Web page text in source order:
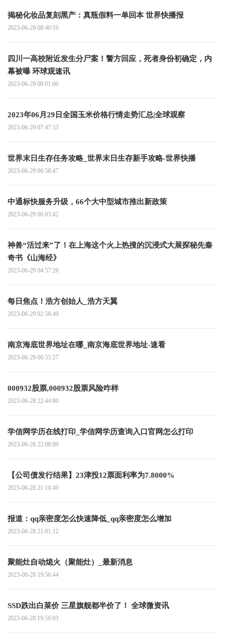
揭秘化妆品复刻黑产：真瓶假料一单回本 世界快播报
2023-06-29 08:40:16
四川一高校附近发生分尸案！警方回应，死者身份初确定，内
幕被曝 环球观速讯
2023-06-29 08:01:06
2023年06月29日全国玉米价格行情走势汇总|全球观察
2023-06-29 07:47:53
世界末日生存任务攻略_世界末日生存新手攻略-世界快播
2023-06-29 06:58:47
中通标快服务升级，66个大中型城市推出新政策
2023-06-29 06:03:42
神兽“活过来”了！在上海这个火上热搜的沉浸式大展探秘先秦
奇书《山海经》
2023-06-29 04:57:26
每日焦点！浩方创始人_浩方天翼
2023-06-29 02:56:49
南京海底世界地址在哪_南京海底世界地址-速看
2023-06-29 00:55:27
000932股票,000932股票风险咋样
2023-06-28 22:44:00
学信网学历在线打印_学信网学历查询入口官网怎么打印
2023-06-28 22:08:09
【公司债发行结果】23津投12票面利率为7.8000%
2023-06-28 21:10:49
报道：qq亲密度怎么快速降低_qq亲密度怎么增加
2023-06-28 21:01:12
聚能灶自动熄火（聚能灶）_最新消息
2023-06-28 19:56:44
SSD跌出白菜价 三星旗舰都半价了！ 全球微资讯
2023-06-28 19:56:03